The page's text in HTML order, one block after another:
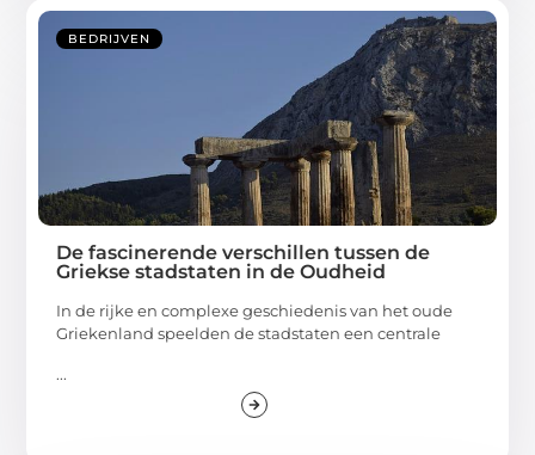
BEDRIJVEN
De fascinerende verschillen tussen de
Griekse stadstaten in de Oudheid
In de rijke en complexe geschiedenis van het oude
Griekenland speelden de stadstaten een centrale
...